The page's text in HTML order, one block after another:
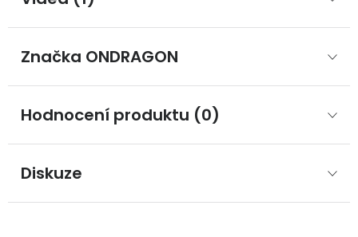
Značka ONDRAGON
Hodnocení produktu (0)
Diskuze